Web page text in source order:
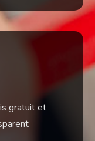
gratuit et